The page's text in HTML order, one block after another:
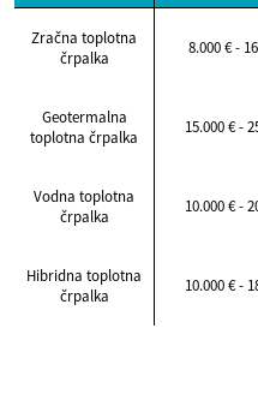
Zračna toplotna
črpalka
8.000 € -
Geotermalna
toplotna črpalka
15.000 € -
Vodna toplotna
črpalka
10.000 € -
Hibridna toplotna
črpalka
10.000 € -